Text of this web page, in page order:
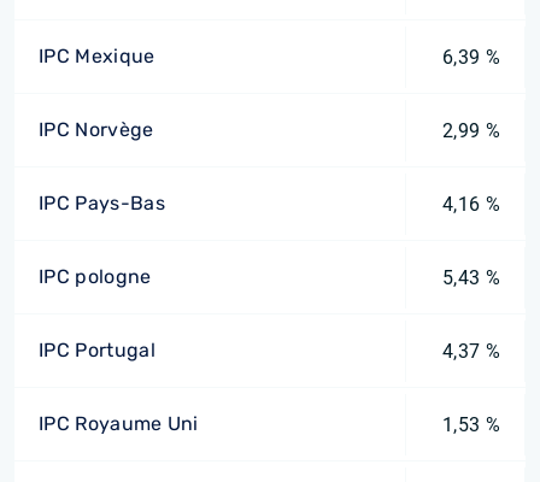
IPC Mexique 6,39 %
IPC Norvège 2,99 %
IPC Pays-Bas 4,16 %
IPC pologne 5,43 %
IPC Portugal 4,37 %
IPC Royaume Uni 1,53 %